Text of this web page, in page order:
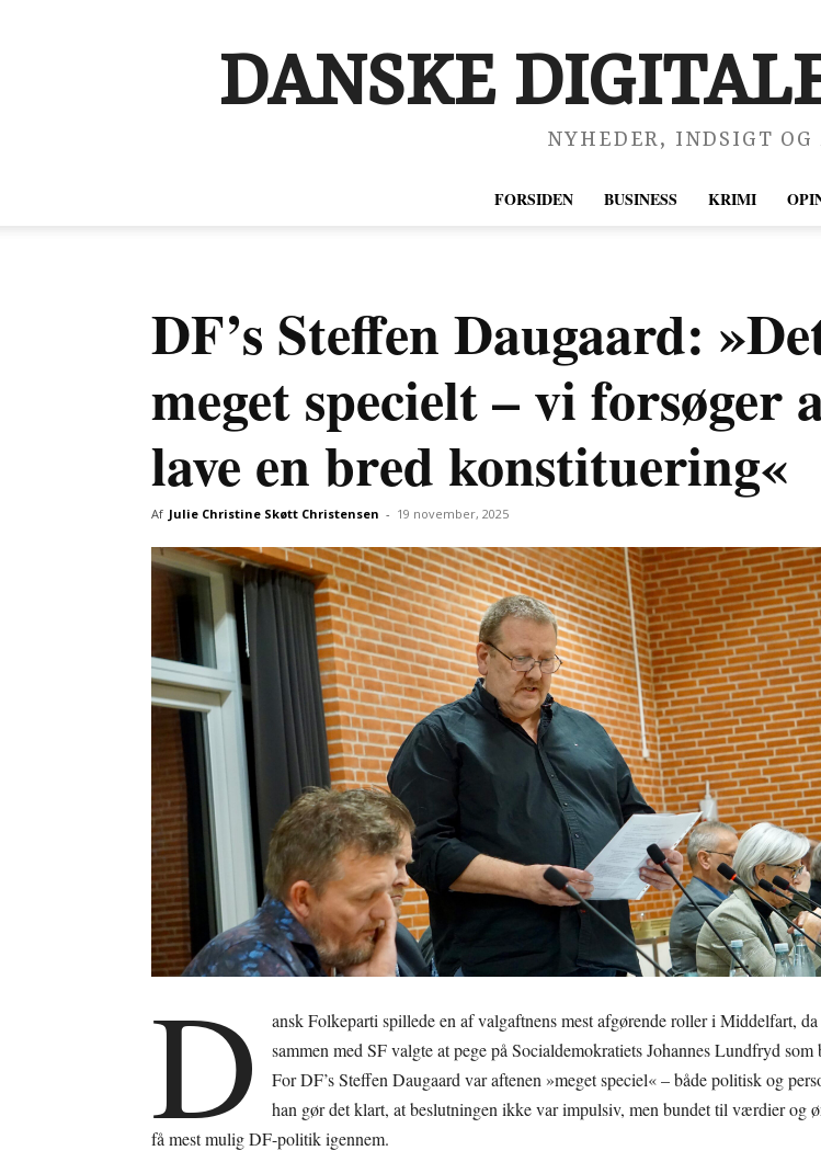
DANSKE
NYHEDER, INDSIGT OG
FORSIDEN BUSINESS KRIMI
DF’s Steffen Daugaard:
meget specielt – vi forsøger
lave en bred konstituering«
Af Julie Christine Skøtt Christensen - 19 november, 2025
D
ansk Folkeparti spillede en af valgaftnens mest afgørende roller i Middelfart,
sammen med SF valgte at pege på Socialdemokratiets Johannes Lundfryd som
For DF’s Steffen Daugaard var aftenen »meget speciel« – både politisk og
han gør det klart, at beslutningen ikke var impulsiv, men bundet til værdier og
få mest mulig DF-politik igennem.